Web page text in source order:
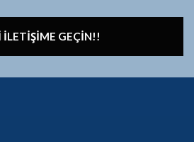
İLETIŞIME GEÇIN!!